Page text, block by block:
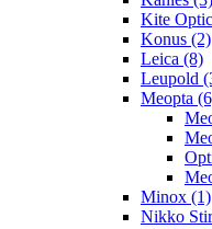
Kite
Konus (2)
Leica (8)
Leupold
Meopta
Minox (1)
Nikko